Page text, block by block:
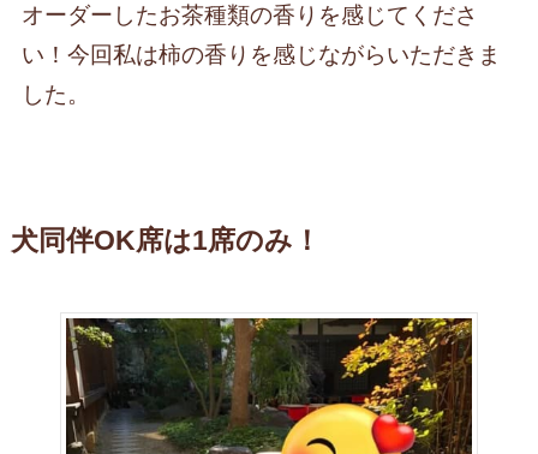
オーダーしたお茶種類の香りを感じてくださ
い！今回私は柿の香りを感じながらいただきま
した。
犬同伴OK席は1席のみ！